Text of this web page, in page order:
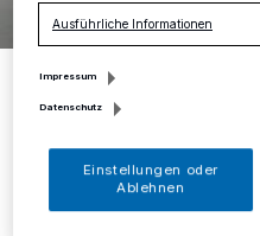
Die Ehrenamtskarte gibt es jetzt
Foto: engagiert-in-nrw.de
Ausführliche Informationen
Impressum
Datenschutz
Einstellungen oder
Ablehnen